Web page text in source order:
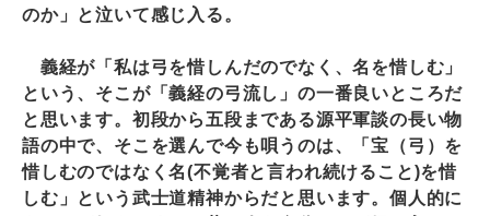
のか」と泣いて感じ入る。
義経が「私は弓を惜しんだのでなく、名を惜しむ」
という、そこが「義経の弓流し」の一番良いところだ
と思います。初段から五段まである源平軍談の長い物
語の中で、そこを選んで今も唄うのは、「宝（弓）を
惜しむのではなく名(不覚者と言われ続けること)を惜
しむ」という武士道精神からだと思います。個人的に